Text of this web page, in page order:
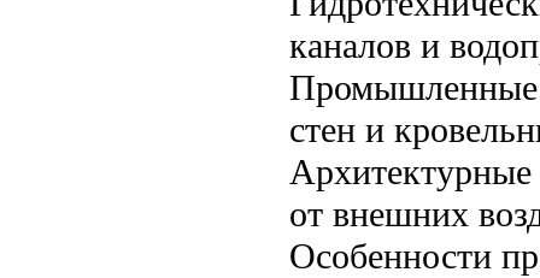
каналов и
Промышленные
стен и
от внешних
Особенности